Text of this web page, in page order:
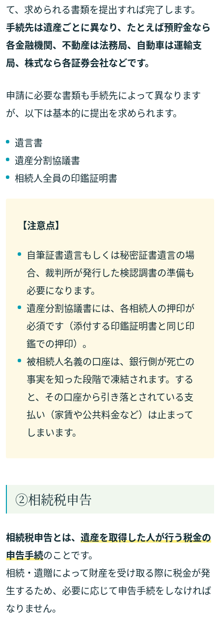
て、求められる書類を提出すれば完了します。
手続先は遺産ごとに異なり、たとえば預貯金なら
各金融機関、不動産は法務局、自動車は運輸支
局、株式なら各証券会社などです。
申請に必要な書類も手続先によって異なります
が、以下は基本的に提出を求められます。
遺言書
遺産分割協議書
相続人全員の印鑑証明書
【注意点】
自筆証書遺言もしくは秘密証書遺言の場
合、裁判所が発行した検認調書の準備も
必要になります。
遺産分割協議書には、各相続人の押印が
必須です（添付する印鑑証明書と同じ印
鑑での押印）。
被相続人名義の口座は、銀行側が死亡の
事実を知った段階で凍結されます。する
と、その口座から引き落とされている支
払い（家賃や公共料金など）は止まって
しまいます。
②相続税申告
相続税申告とは、 遺産を取得した人が行う税金の
申告手続のことです。
相続・遺贈によって財産を受け取る際に税金が発
生するため、必要に応じて申告手続をしなければ
なりません。